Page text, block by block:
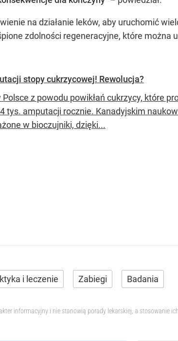
na działanie leków, aby uruchomić
zdolności regeneracyjne, które można
stopy cukrzycowej! Rewolucja?
Polsce z powodu powikłań cukrzycy, które
tys. amputacji rocznie. Kanadyjskim
w bioczujniki, dzięki...
i leczenie Zabiegi Badania
informacyjny i nie stanowią porady lekarskiej, a stosowanie